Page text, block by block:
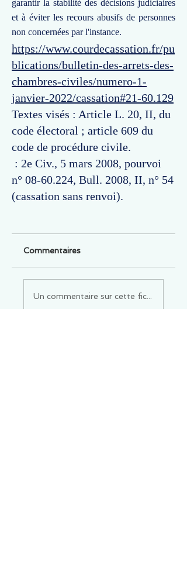
garantir la stabilité des décisions judiciaires
et à éviter les recours abusifs de personnes
non concernées par l'instance.
https://www.courdecassation.fr/pu
blications/bulletin-des-arrets-des-
chambres-civiles/numero-1-
janvier-2022/cassation#21-60.129
Textes visés : Article L. 20, II, du
code électoral ; article 609 du
code de procédure civile.
: 2e Civ., 5 mars 2008, pourvoi
n° 08-60.224, Bull. 2008, II, n° 54
(cassation sans renvoi).
Commentaires
Un commentaire sur cette fiche ou cet